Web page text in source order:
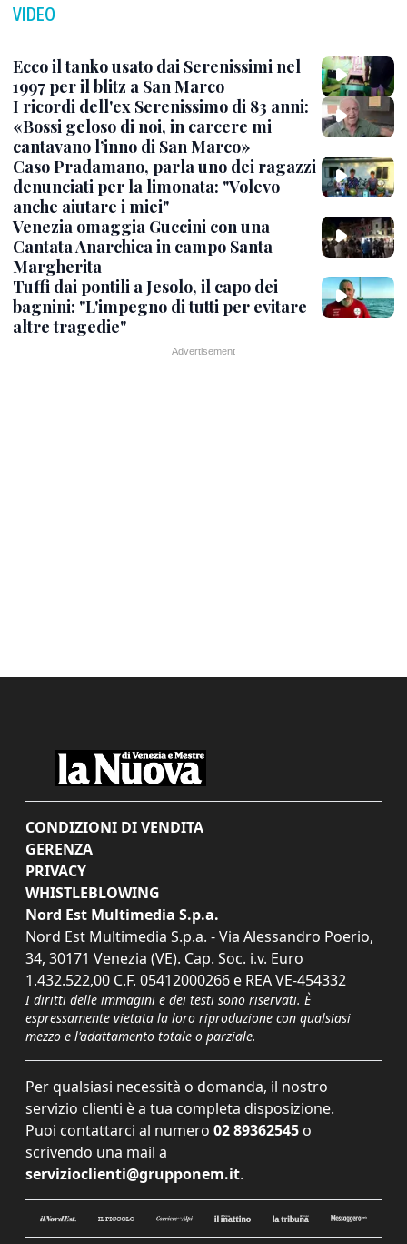
VIDEO
Ecco il tanko usato dai Serenissimi nel
1997 per il blitz a San Marco
I ricordi dell'ex Serenissimo di 83 anni:
«Bossi geloso di noi, in carcere mi
cantavano l’inno di San Marco»
Caso Pradamano, parla uno dei ragazzi
denunciati per la limonata: "Volevo
anche aiutare i miei"
Venezia omaggia Guccini con una
Cantata Anarchica in campo Santa
Margherita
Tuffi dai pontili a Jesolo, il capo dei
bagnini: "L'impegno di tutti per evitare
altre tragedie"
CONDIZIONI DI VENDITA
GERENZA
PRIVACY
WHISTLEBLOWING
Nord Est Multimedia S.p.a.
Nord Est Multimedia S.p.a. - Via Alessandro Poerio,
34, 30171 Venezia (VE). Cap. Soc. i.v. Euro
1.432.522,00 C.F. 05412000266 e REA VE-454332
I diritti delle immagini e dei testi sono riservati. È
espressamente vietata la loro riproduzione con qualsiasi
mezzo e l'adattamento totale o parziale.
Per qualsiasi necessità o domanda, il nostro
servizio clienti è a tua completa disposizione.
Puoi contattarci al numero 02 89362545 o
scrivendo una mail a
servizioclienti@grupponem.it.